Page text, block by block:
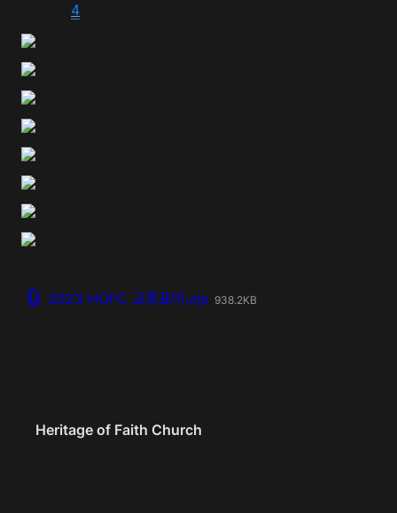
4
2023 HOFC 교회표어.zip 938.2KB
Heritage of Faith Church